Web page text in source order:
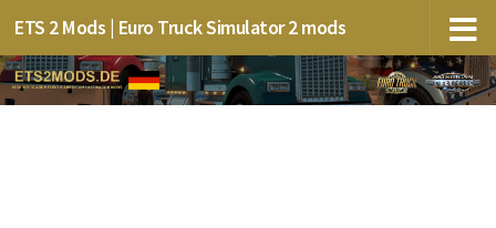
ETS 2 Mods | Euro Truck Simulator 2 mods